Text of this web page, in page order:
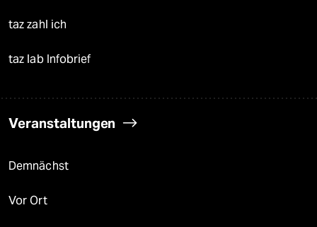
taz zahl ich
taz lab Infobrief
Veranstaltungen
Demnächst
Vor Ort